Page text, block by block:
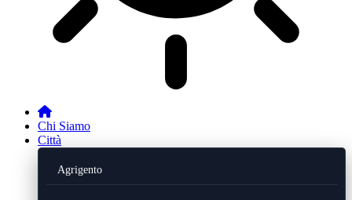
Chi Siamo
Città
Agrigento